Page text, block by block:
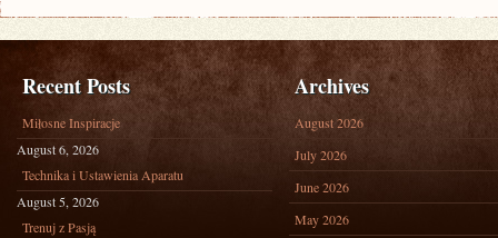
Recent Posts
Miłosne Inspiracje
August 6, 2026
Technika i Ustawienia Aparatu
August 5, 2026
Trenuj z Pasją
Archives
August 2026
July 2026
June 2026
May 2026